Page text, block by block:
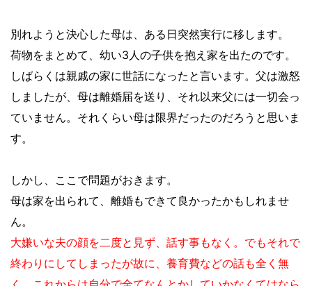
別れようと決心した母は、ある日突然実行に移します。
荷物をまとめて、幼い3人の子供を抱え家を出たのです。
しばらくは親戚の家に世話になったと言います。父は激怒
しましたが、母は離婚届を送り、それ以来父には一切会っ
ていません。それくらい母は限界だったのだろうと思いま
す。
しかし、ここで問題がおきます。
母は家を出られて、離婚もできて良かったかもしれませ
ん。
大嫌いな夫の顔を二度と見ず、話す事もなく。でもそれで
終わりにしてしまったが故に、養育費などの話も全く無